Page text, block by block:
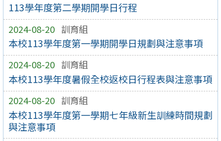
113學年度第二學期開學日行程
2024-08-20 訓育組
本校113學年度第一學期開學日規劃與注意事項
2024-08-20 訓育組
本校113學年度暑假全校返校日行程表與注意事項
2024-08-20 訓育組
本校113學年度第一學期七年級新生訓練時間規劃
與注意事項